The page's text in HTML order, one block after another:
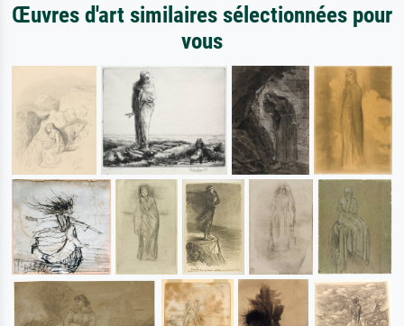
Œuvres d'art similaires sélectionnées pour
vous